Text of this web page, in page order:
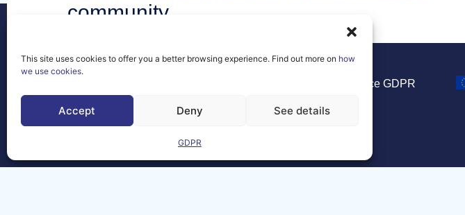
This site uses cookies to offer you a better browsing experience. Find out more on how
we use cookies.
Accept Deny See details
GDPR
community.
FAQs
Legal Notice GDPR